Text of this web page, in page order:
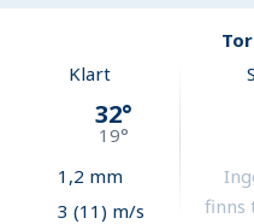
Klart
32°
19°
1,2 mm
3 (11) m/s
finns